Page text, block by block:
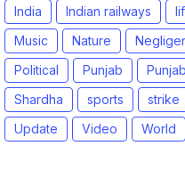
India
Indian railways
Music
Nature
Political
Punjab
Shardha
sports strike
Update
Video World